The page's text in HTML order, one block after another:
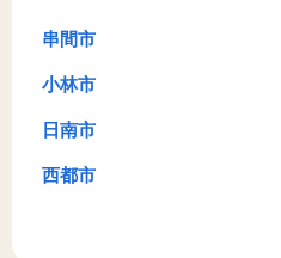
串間市
小林市
日南市
西都市